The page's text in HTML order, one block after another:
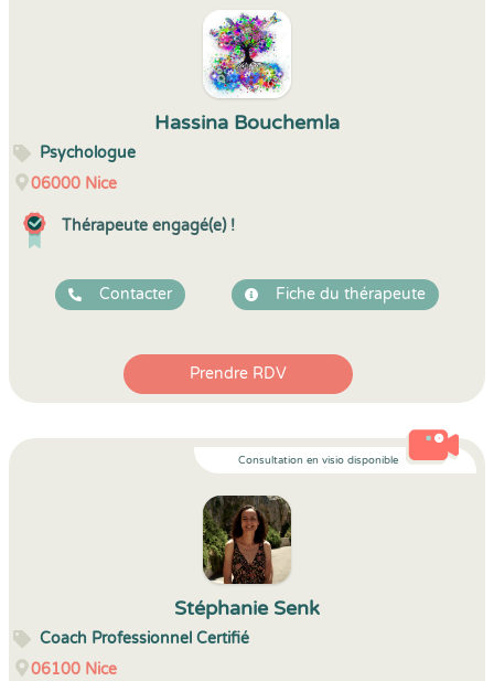
Hassina Bouchemla
Psychologue
06000 Nice
Thérapeute engagé(e) !
Contacter Fiche du thérapeute
Prendre RDV
Consultation en visio disponible
Stéphanie Senk
Coach Professionnel Certifié
06100 Nice